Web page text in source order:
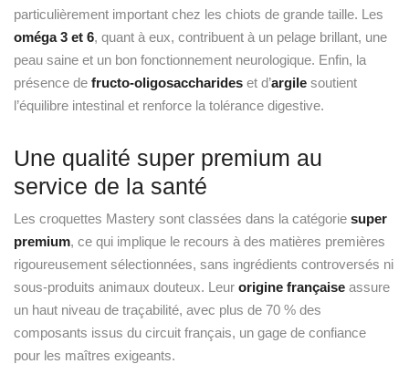
Une qualité super premium au
service de la santé
Les croquettes Mastery sont classées dans la catégorie
rigoureusement sélectionnées, sans ingrédients controversés ni
sous-produits animaux douteux. Leur
un haut niveau de traçabilité, avec plus de 70 % des
composants issus du circuit français, un gage de confiance
pour les maîtres exigeants.
Formulées et validées par des vétérinaires basés en France,
elles intègrent les dernières avancées en matière de nutrition
animale afin d’assurer au chiot une croissance optimale, sans
risque de carence ni d’excès.